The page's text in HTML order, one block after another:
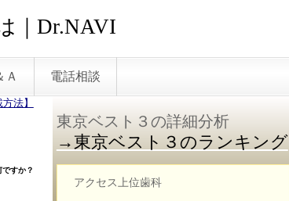
｜Dr.NAVI
Ａ 電話相談
方法】
すか？
東京ベスト３の詳細分析
→東京ベスト３のランキング
アクセス上位歯科